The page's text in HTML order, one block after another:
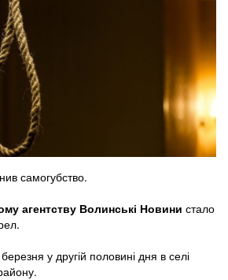
самогубство.
агентству Волинські Новини стало
у другій половині дня в селі